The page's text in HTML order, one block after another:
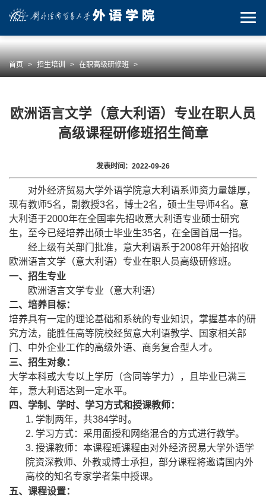
首页 > 招生培训 > 在职高级研修班 >
欧洲语言文学（意大利语）专业在职人员
高级课程研修班招生简章
发表时间：2022-09-26
对外经济贸易大学外语学院意大利 语系师资力量雄厚，
现有教师5名， 副教授3名 ，博士2名 ，硕士生导师4名。 意
大利语于2000年在全国率先招收意大利语专业硕士研究
生，至今已经培养出硕士毕业生35名，在全国首屈一指。
经上级有关部门批准， 意大利语系于2008年开始招收
欧洲语言文学 （意大利语） 专业在职人员高级研修班。
一、 招生专业
欧洲语言文学专业 （意大利语）
二、培养目标：
培养具有一定的理论基础和系统的专业知识，掌握基本的研
究方法，能胜任高等院校经贸意大利 语教学、国家相关部
门、中外企业工作的高级外语、商务复合型人才。
三、招生对象：
大学本科或大专以上学历（含同等学力），
且毕业已满三
年，意大利语达到一定水平。
四、学制、学时、学习方式和授课教师：
1. 学制 两年，共384学时。
2. 学习方式： 采用面授和网络混合的方式进行教学。
3. 授课教师：本课程班课程由对外经济贸易大学外语学
院资深教师、外教或博士承担，部分课程将邀请国内外
高校的知名专家学者集中授课。
五、课程设置：